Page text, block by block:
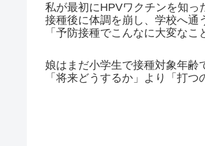
私が最初にHPVワクチンを知っ
接種後に体調を崩し、学校へ通
「予防接種でこんなに大変な
娘はまだ小学生で接種対象年齢
「将来どうするか」より「打